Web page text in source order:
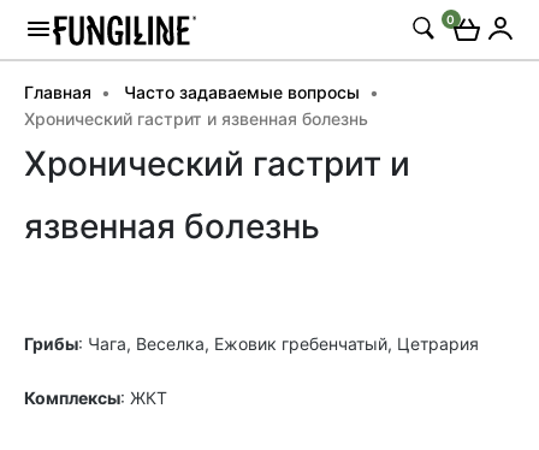
0
Главная
Часто задаваемые вопросы
Хронический гастрит и язвенная болезнь
Хронический гастрит и
язвенная болезнь
Грибы: Чага, Веселка, Ежовик гребенчатый, Цетрария
Комплексы: ЖКТ